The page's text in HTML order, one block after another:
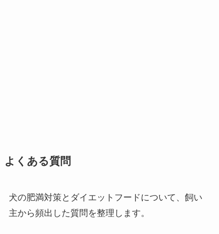
よくある質問
犬の肥満対策とダイエットフードについて、飼い
主から頻出した質問を整理します。